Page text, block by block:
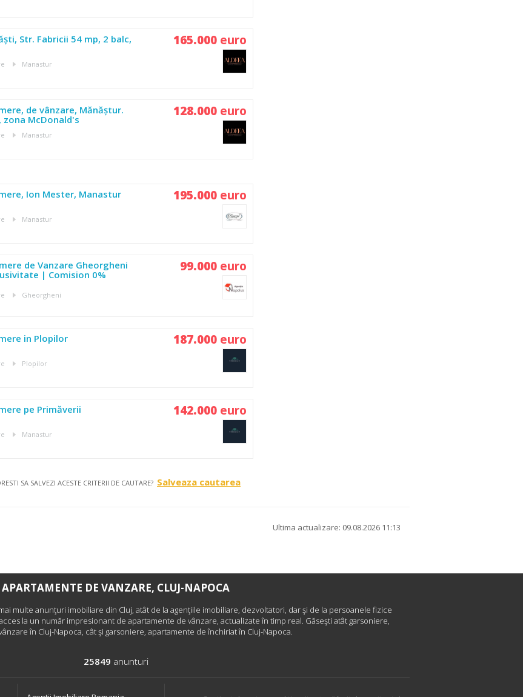
Str. Fabricii 54 mp, 2 balc,
Manastur
165.000 euro
de vânzare, Mănăștur.
McDonald's
Manastur
128.000 euro
Ion Mester, Manastur
Manastur
195.000 euro
de Vanzare Gheorgheni
| Comision 0%
Gheorgheni
99.000 euro
in Plopilor
Plopilor
187.000 euro
pe Primăverii
Manastur
142.000 euro
SA SALVEZI ACESTE CRITERII DE CAUTARE? Salveaza cautarea
Ultima actualizare: 09.08.2026 11:13
APARTAMENTE DE VANZARE, CLUJ-NAPOCA
multe anunţuri imobiliare din Cluj, atât de la agenţiile imobiliare, dezvoltatori, dar şi de la persoanele fizice
la un număr impresionant de apartamente de vânzare, actualizate în timp real. Găseşti atât garsoniere,
în Cluj-Napoca, cât şi garsoniere, apartamente de închiriat în Cluj-Napoca.
25849 anunturi